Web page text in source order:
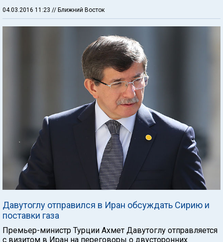
04.03.2016 11:23 // Ближний Восток
Давутоглу отправился в Иран обсуждать Сирию и
поставки газа
Премьер-министр Турции Ахмет Давутоглу отправляется
с визитом в Иран на переговоры о двусторонних